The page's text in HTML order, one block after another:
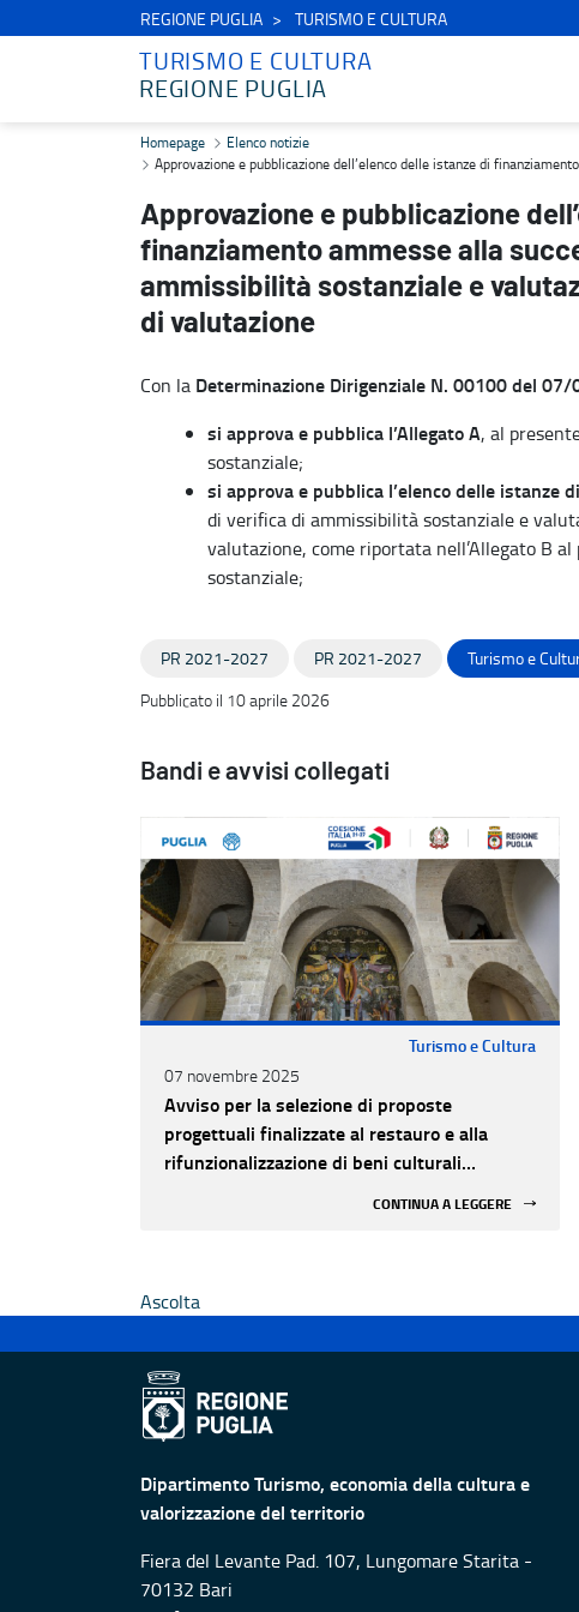
REGIONE PUGLIA TURISMO E CULTURA
TURISMO E CULTURA
REGIONE PUGLIA
Approvazione e pubblicazione dell’elenco delle istanze di
Homepage
Elenco notizie
Approvazione e pubblicazione dell’elenco delle istanze di
Approvazione e pubblicazione
finanziamento ammesse alla
ammissibilità sostanziale e
di valutazione
Con la Determinazione Dirigenziale N. 00100 del
si approva e pubblica l’Allegato A, al
sostanziale;
si approva e pubblica l’elenco delle
di verifica di ammissibilità sostanziale e
valutazione, come riportata nell’Allegato B
sostanziale;
PR 2021-2027 PR 2021-2027
Turismo e
Pubblicato il 10 aprile 2026
Bandi e avvisi collegati
Turismo e Cultura
07 novembre 2025
Avviso per la selezione di proposte
progettuali finalizzate al restauro e alla
rifunzionalizzazione di beni culturali
CONTINUA A LEGGERE
Ascolta
Dipartimento Turismo, economia della cultura e
valorizzazione del territorio
Fiera del Levante Pad. 107, Lungomare Starita -
70132 Bari